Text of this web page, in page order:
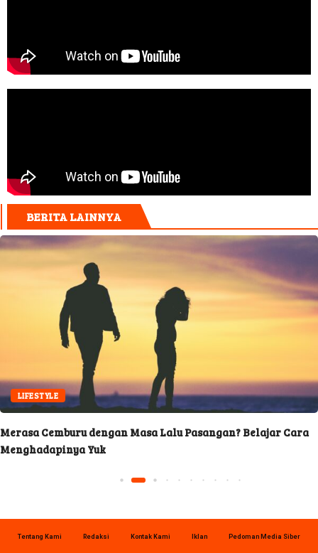
BERITA LAINNYA
LIFESTYLE
Cemburu dengan Masa Lalu Pasangan? Belajar Cara
Yuk
Tentang Kami Redaksi Kontak Kami Iklan Pedoman Media Siber